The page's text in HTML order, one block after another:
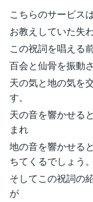
こちらのサービス
お教えしていた失
この祝詞を唱える
百会と仙骨を振動
天の気と地の気を
す。
天の音を響かせる
まれ
地の音を響かせる
ちてくるでしょう。
そしてこの祝詞の
が